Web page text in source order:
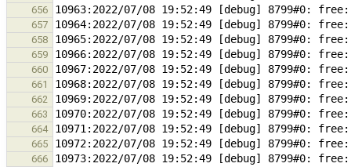
656
657
658
659
660
661
662
663
664
665
666